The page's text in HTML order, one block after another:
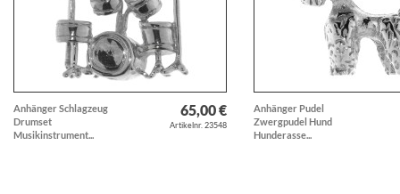
Anhänger Schlagzeug
Drumset
Musikinstrument...
65,00 €
Artikelnr. 23548
Anhänger Pudel
Zwergpudel Hund
Hunderasse...